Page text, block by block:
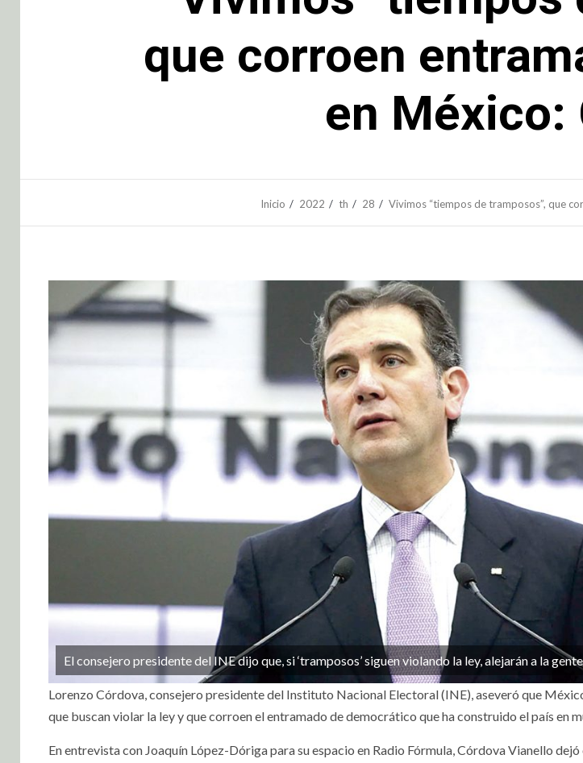
que corroen
en México:
Inicio 2022 th 28 Vivimos “tiempos de tramposos”, que
El consejero presidente del INE dijo que, si ‘tramposos’ siguen violando la ley, alejarán a la
Lorenzo Córdova, consejero presidente del Instituto Nacional Electoral (INE), aseveró que
que buscan violar la ley y que corroen el entramado de democrático que ha construido el país en
En entrevista con Joaquín López-Dóriga para su espacio en Radio Fórmula, Córdova Vianello